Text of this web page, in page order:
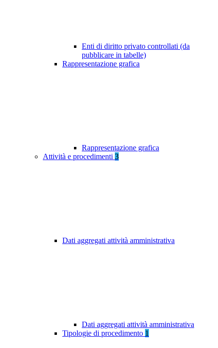
Enti di diritto privato controllati (da
pubblicare in tabelle)
Rappresentazione grafica
Rappresentazione grafica
Attività e procedimenti 3
Dati aggregati attività amministrativa
Dati aggregati attività amministrativa
Tipologie di procedimento 1